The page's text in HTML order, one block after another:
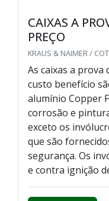
CAIXAS A
PREÇO
KRAUS & NAIMER /
As caixas a
custo benefício
alumínio Copper
corrosão e
exceto os
que são
segurança. Os
e contra ignição